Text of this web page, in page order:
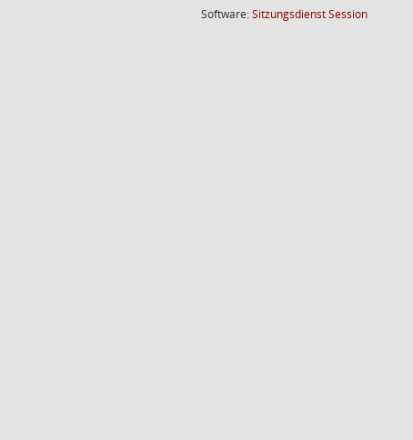
Software:SitzungsdienstSession(Wird in